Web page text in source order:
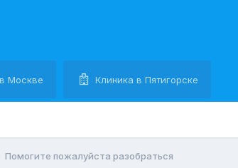
Москве Клиника в Пятигорске
Помогите пожалуйста разобраться